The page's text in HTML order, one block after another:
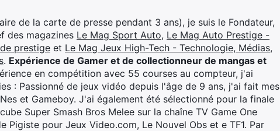
de la carte de presse pendant 3 ans), je suis le Fondateur,
des magazines Le Mag Sport Auto, Le Mag Auto Prestige -
prestige et Le Mag Jeux High-Tech - Technologie, Médias,
. Expérience de Gamer et de collectionneur de mangas et
en compétition avec 55 courses au compteur, j'ai
: Passionné de jeux vidéo depuis l'âge de 9 ans, j'ai fait mes
et Gameboy. J'ai également été sélectionné pour la finale
Super Smash Bros Melee sur la chaîne TV Game One
Pigiste pour Jeux Video.com, Le Nouvel Obs et e TF1. Par